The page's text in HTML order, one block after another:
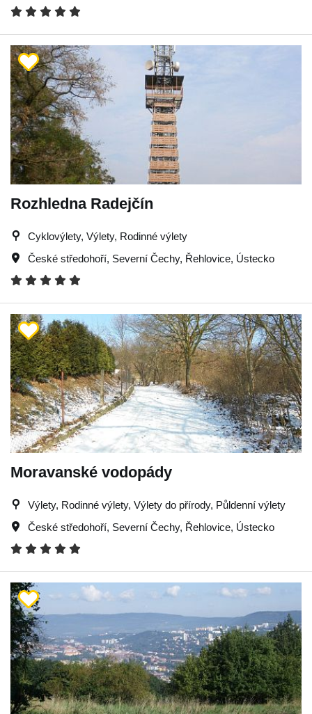
Rozhledna Radejčín
Cyklovýlety, Výlety, Rodinné výlety
České středohoří, Severní Čechy, Řehlovice, Ústecko
Moravanské vodopády
Výlety, Rodinné výlety, Výlety do přírody, Půldenní výlety
České středohoří, Severní Čechy, Řehlovice, Ústecko